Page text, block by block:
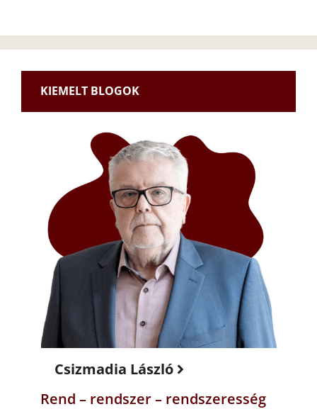
KIEMELT BLOGOK
Csizmadia László
Rend – rendszer – rendszeresség